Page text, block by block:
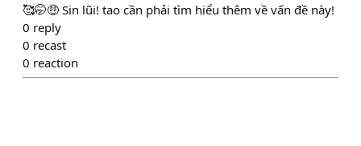
🥰🤭🤑 Sin lũi! tao cần phải tìm hiểu thêm về vấn đề này!
0 reply
0 recast
0 reaction